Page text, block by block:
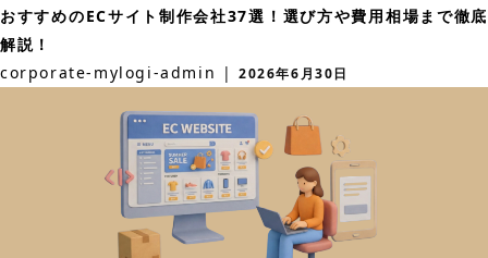
感
解
す
め
EC
物
流
代
行
おすすめのECサイト制作会社37選！選び方や費用相場まで徹底
解説！
corporate-mylogi-admin |2026年6月30日